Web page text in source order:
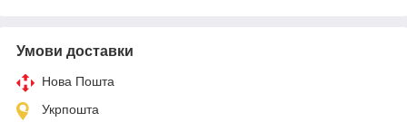
Умови доставки
Нова Пошта
Укрпошта